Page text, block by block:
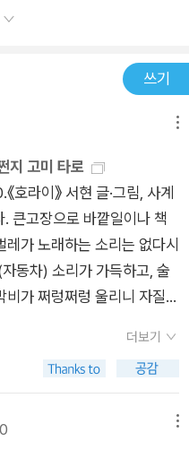
. 종이를 펼치기 전에 생각
험을 충분히 들어 봅니다.
합니다. 어느 정도 그려진
을까요?전문가도 아닌 제
음 방식이 얼마나 재미
는 생각 때문입니다. 즐거워
을 때 이 책을 펼쳐 드십시
쓰기
지 고미 타로
호라이》 서현 글·그림, 사계
큰고장으로 바깥일이나 책
레가 노래하는 소리는 없다시
동차) 소리가 가득하고, 술
가 쩌렁쩌렁 울리니 자질구
이 떠났다. 엊그제 고흥에
는데. 다만 인천에서 다니
”를 한달음에 쓴다. 빗방
더보기